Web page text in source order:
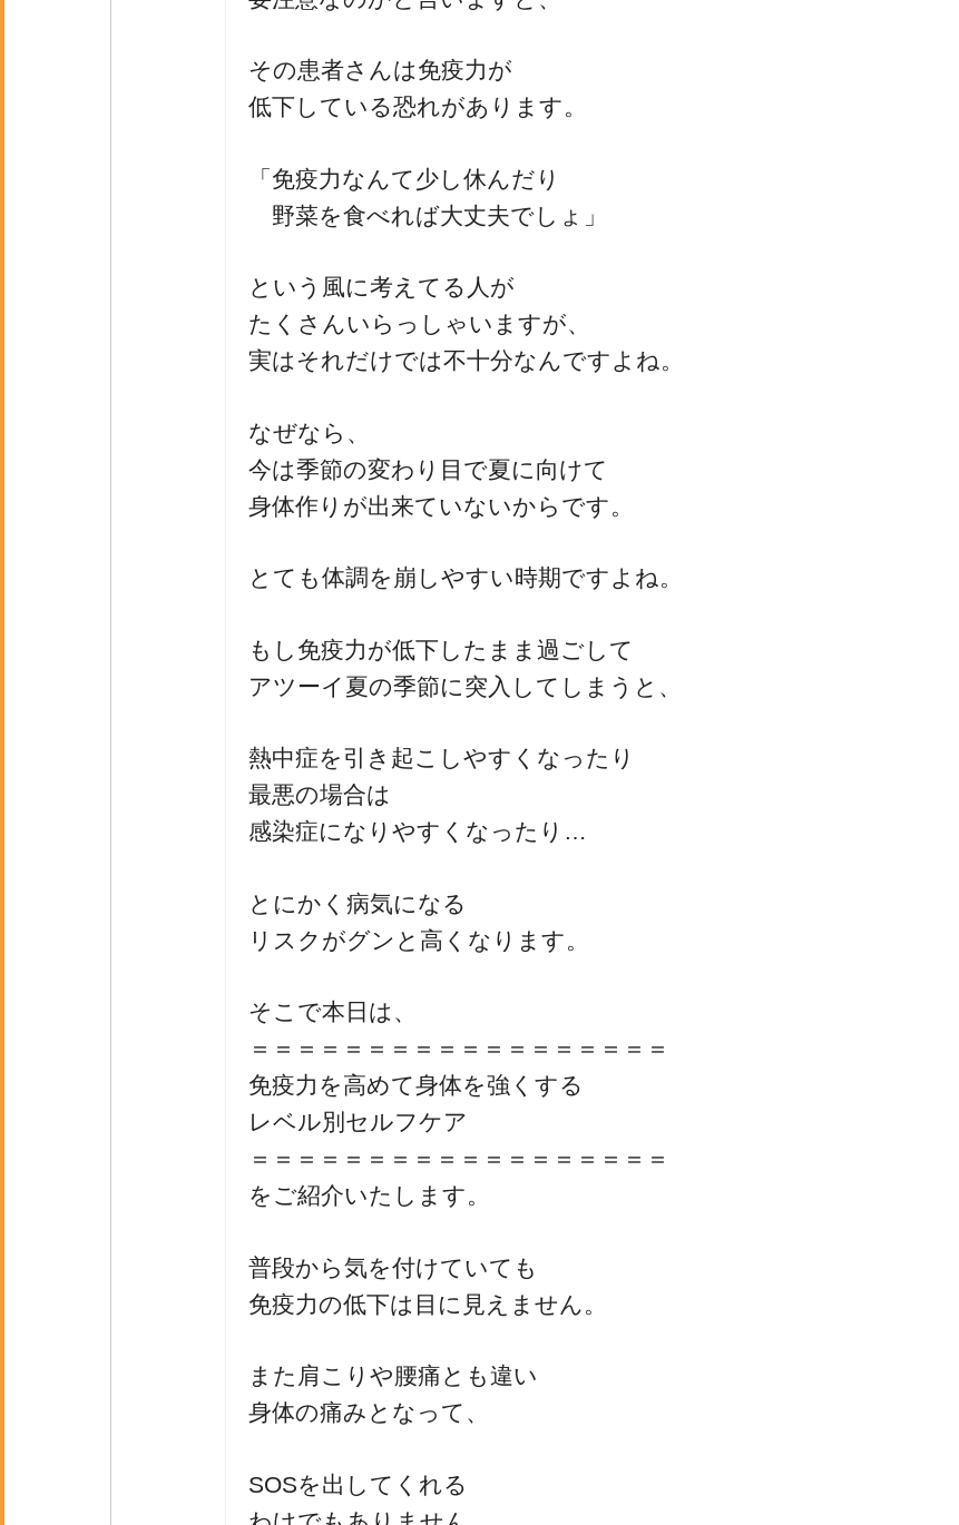
その患者さんは免疫力が
低下している恐れがあります。
「免疫力なんて少し休んだり
野菜を食べれば大丈夫でしょ」
という風に考えてる人が
たくさんいらっしゃいますが、
実はそれだけでは不十分なんですよね。
なぜなら、
今は季節の変わり目で夏に向けて
身体作りが出来ていないからです。
とても体調を崩しやすい時期ですよね。
もし免疫力が低下したまま過ごして
アツーイ夏の季節に突入してしまうと、
熱中症を引き起こしやすくなったり
最悪の場合は
感染症になりやすくなったり…
とにかく病気になる
リスクがグンと高くなります。
そこで本日は、
＝＝＝＝＝＝＝＝＝＝＝＝＝＝＝＝＝＝
免疫力を高めて身体を強くする
レベル別セルフケア
＝＝＝＝＝＝＝＝＝＝＝＝＝＝＝＝＝＝
をご紹介いたします。
普段から気を付けていても
免疫力の低下は目に見えません。
また肩こりや腰痛とも違い
身体の痛みとなって、
SOSを出してくれる